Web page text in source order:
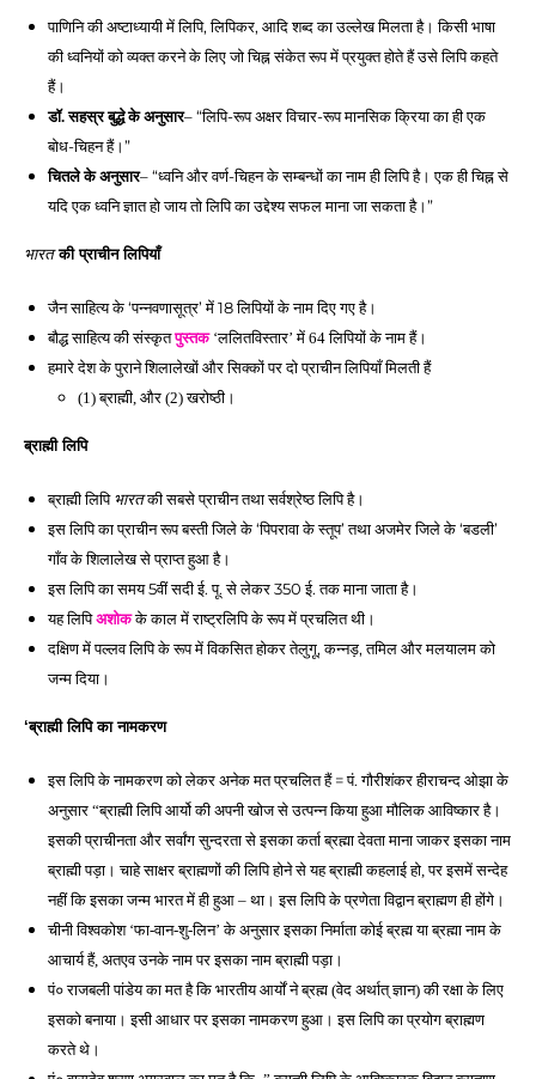
पाणिनि की अष्टाध्यायी में लिपि, लिपिकर, आदि शब्द का उल्लेख मिलता है। किसी भाषा
की ध्वनियों को व्यक्त करने के लिए जो चिह्न संकेत रूप में प्रयुक्त होते हैं उसे लिपि कहते
हैं।
डॉ. सहस्र बुद्धे के अनुसार– “लिपि-रूप अक्षर विचार-रूप मानसिक क्रिया का ही एक
बोध-चिहन हैं।”
चितले के अनुसार– “ध्वनि और वर्ण-चिहन के सम्बन्धों का नाम ही लिपि है। एक ही चिह्न से
यदि एक ध्वनि ज्ञात हो जाय तो लिपि का उद्देश्य सफल माना जा सकता है।”
भारत की प्राचीन लिपियाँ
जैन साहित्य के ‘पन्नवणासूत्र’ में 18 लिपियों के नाम दिए गए है।
बौद्ध साहित्य की संस्कृत पुस्तक ‘ललितविस्तार’ में 64 लिपियों के नाम हैं।
हमारे देश के पुराने शिलालेखों और सिक्कों पर दो प्राचीन लिपियाँ मिलती हैं
(1) ब्राह्मी, और (2) खरोष्ठी।
ब्राह्मी लिपि
ब्राह्मी लिपि भारत की सबसे प्राचीन तथा सर्वश्रेष्ठ लिपि है।
इस लिपि का प्राचीन रूप बस्ती जिले के ‘पिपरावा के स्तूप’ तथा अजमेर जिले के ‘बडली’
गाँव के शिलालेख से प्राप्त हुआ है।
इस लिपि का समय 5वीं सदी ई. पू. से लेकर 350 ई. तक माना जाता है।
यह लिपि अशोक के काल में राष्ट्रलिपि के रूप में प्रचलित थी।
दक्षिण में पल्लव लिपि के रूप में विकसित होकर तेलुगू, कन्नड़, तमिल और मलयालम को
जन्म दिया।
‘ब्राह्मी लिपि का नामकरण
इस लिपि के नामकरण को लेकर अनेक मत प्रचलित हैं = पं. गौरीशंकर हीराचन्द ओझा के
अनुसार “ब्राह्मी लिपि आर्यो की अपनी खोज से उत्पन्न किया हुआ मौलिक आविष्कार है।
इसकी प्राचीनता और सर्वांग सुन्दरता से इसका कर्ता ब्रह्मा देवता माना जाकर इसका नाम
ब्राह्मी पड़ा। चाहे साक्षर ब्राह्मणों की लिपि होने से यह ब्राह्मी कहलाई हो, पर इसमें सन्देह
नहीं कि इसका जन्म भारत में ही हुआ – था। इस लिपि के प्रणेता विद्वान ब्राह्मण ही होंगे।
चीनी विश्वकोश ‘फा-वान-शु-लिन’ के अनुसार इसका निर्माता कोई ब्रह्म या ब्रह्मा नाम के
आचार्य हैं, अतएव उनके नाम पर इसका नाम ब्राह्मी पड़ा।
पं० राजबली पांडेय का मत है कि भारतीय आर्यों ने ब्रह्म (वेद अर्थात् ज्ञान) की रक्षा के लिए
इसको बनाया। इसी आधार पर इसका नामकरण हुआ। इस लिपि का प्रयोग ब्राह्मण
करते थे।